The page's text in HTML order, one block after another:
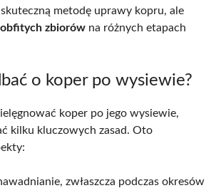
metodę uprawy kopru, ale
obfitych zbiorów na różnych etapach
o koper po wysiewie?
koper po jego wysiewie,
kilku kluczowych zasad. Oto
zwłaszcza podczas okresów